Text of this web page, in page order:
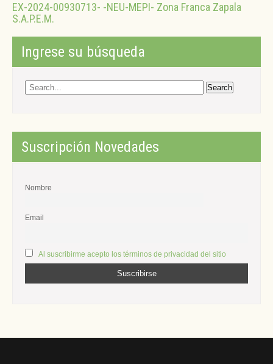
EX-2024-00930713- -NEU-MEPI- Zona Franca Zapala
S.A.P.E.M.
Ingrese su búsqueda
Suscripción Novedades
Nombre
Email
Al suscribirme acepto los términos de privacidad del sitio